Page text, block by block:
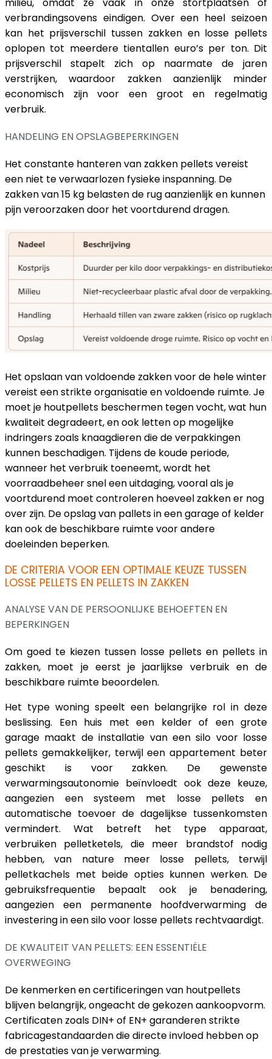
milieu, omdat ze vaak in onze stortplaatsen of
verbrandingsovens eindigen. Over een heel seizoen
kan het prijsverschil tussen zakken en losse pellets
oplopen tot meerdere tientallen euro’s per ton. Dit
prijsverschil stapelt zich op naarmate de jaren
verstrijken, waardoor zakken aanzienlijk minder
economisch zijn voor een groot en regelmatig
verbruik.
HANDELING EN OPSLAGBEPERKINGEN
Het constante hanteren van zakken pellets vereist
een niet te verwaarlozen fysieke inspanning. De
zakken van 15 kg belasten de rug aanzienlijk en kunnen
pijn veroorzaken door het voortdurend dragen.
Het opslaan van voldoende zakken voor de hele winter
vereist een strikte organisatie en voldoende ruimte. Je
moet je houtpellets beschermen tegen vocht, wat hun
kwaliteit degradeert, en ook letten op mogelijke
indringers zoals knaagdieren die de verpakkingen
kunnen beschadigen. Tijdens de koude periode,
wanneer het verbruik toeneemt, wordt het
voorraadbeheer snel een uitdaging, vooral als je
voortdurend moet controleren hoeveel zakken er nog
over zijn. De opslag van pallets in een garage of kelder
kan ook de beschikbare ruimte voor andere
doeleinden beperken.
DE CRITERIA VOOR EEN OPTIMALE KEUZE TUSSEN
LOSSE PELLETS EN PELLETS IN ZAKKEN
ANALYSE VAN DE PERSOONLIJKE BEHOEFTEN EN
BEPERKINGEN
Om goed te kiezen tussen losse pellets en pellets in
zakken, moet je eerst je jaarlijkse verbruik en de
beschikbare ruimte beoordelen.
Het type woning speelt een belangrijke rol in deze
beslissing. Een huis met een kelder of een grote
garage maakt de installatie van een silo voor losse
pellets gemakkelijker, terwijl een appartement beter
geschikt is voor zakken. De gewenste
verwarmingsautonomie beïnvloedt ook deze keuze,
aangezien een systeem met losse pellets en
automatische toevoer de dagelijkse tussenkomsten
vermindert. Wat betreft het type apparaat,
verbruiken pelletketels, die meer brandstof nodig
hebben, van nature meer losse pellets, terwijl
pelletkachels met beide opties kunnen werken. De
gebruiksfrequentie bepaalt ook je benadering,
aangezien een permanente hoofdverwarming de
investering in een silo voor losse pellets rechtvaardigt.
DE KWALITEIT VAN PELLETS: EEN ESSENTIËLE
OVERWEGING
De kenmerken en certificeringen van houtpellets
blijven belangrijk, ongeacht de gekozen aankoopvorm.
Certificaten zoals DIN+ of EN+ garanderen strikte
fabricagestandaarden die directe invloed hebben op
de prestaties van je verwarming.